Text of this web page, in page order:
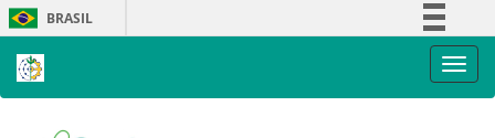
Skip
navigation
BRASIL